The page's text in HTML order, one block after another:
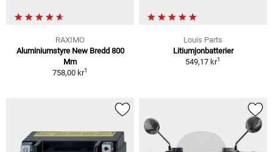
RAXIMO
Aluminiumstyre New Bredd 800
Mm
758,00 kr1
Louis Parts
Litiumjonbatterier
549,17 kr1